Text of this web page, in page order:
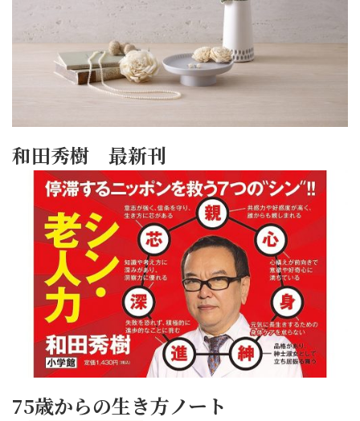
和田秀樹 最新刊
75歳からの生き方ノート